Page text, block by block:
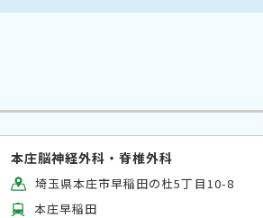
本庄脳神経外科・脊椎外科
埼玉県本庄市早稲田の杜5丁目10-8
本庄早稲田